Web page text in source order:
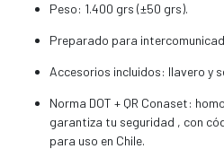
Peso: 1.400 grs (±50 grs).
Preparado para
Accesorios incluidos: llavero y
Norma DOT + QR Conaset:
garantiza tu seguridad , con
para uso en Chile.